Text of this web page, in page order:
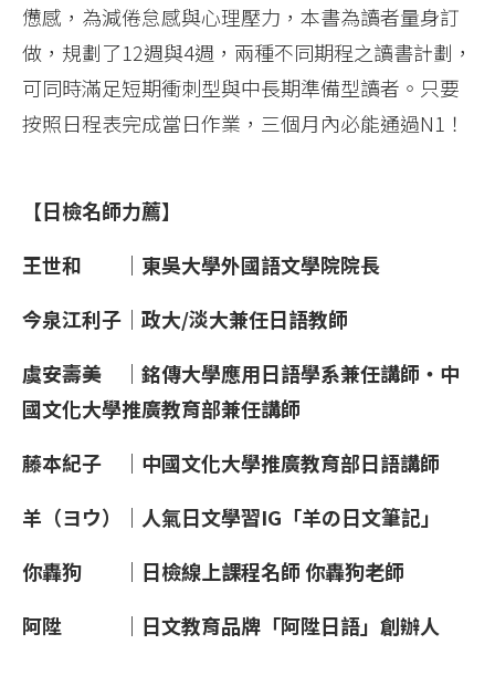
憊感，為減倦怠感與心理壓力，本書為讀者量身訂
做，規劃了12週與4週，兩種不同期程之讀書計劃，
可同時滿足短期衝刺型與中長期準備型讀者。只要
按照日程表完成當日作業，三個月內必能通過N1！
【日檢名師力薦】
王世和 ｜東吳大學外國語文學院院長
今泉江利子｜政大/淡大兼任日語教師
虞安壽美 ｜銘傳大學應用日語學系兼任講師・中
國文化大學推廣教育部兼任講師
藤本紀子 ｜中國文化大學推廣教育部日語講師
羊（ヨウ）｜人氣日文學習IG 「羊の日文筆記」
你轟狗 ｜日檢線上課程名師 你轟狗老師
阿陞 ｜日文教育品牌「阿陞日語」創辦人